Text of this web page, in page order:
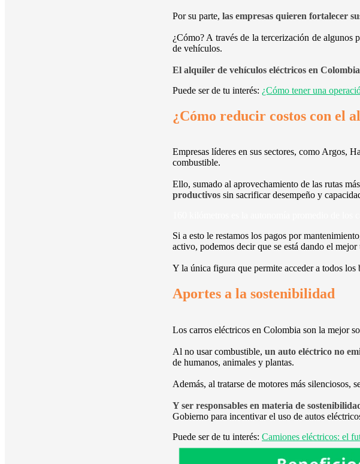
Por su parte, las empresas quieren fortalecer
¿Cómo? A través de la tercerización de algunos
de vehículos.
El alquiler de vehículos eléctricos en
Puede ser de tu interés: ¿Cómo tener una
¿Cómo reducir costos con el
Empresas líderes en sus sectores, como Argos,
combustible.
Ello, sumado al aprovechamiento de las rutas
productivos sin sacrificar desempeño y
Si a esto le restamos los pagos por
activo, podemos decir que se está dando el
Y la única figura que permite acceder a todos
Aportes a la sostenibilidad
Los carros eléctricos en Colombia son la mejor
Al no usar combustible, un auto eléctrico no
de humanos, animales y plantas.
Además, al tratarse de motores más silenciosos,
Y ser responsables en materia de
Gobierno para incentivar el uso de autos
Puede ser de tu interés: Camiones eléctricos: el